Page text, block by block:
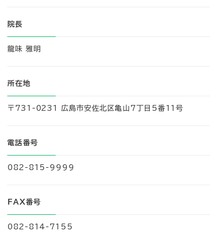
院長
龍味 雅明
所在地
〒731-0231 広島市安佐北区亀山7丁目5番11号
電話番号
082-815-9999
FAX番号
082-814-7155